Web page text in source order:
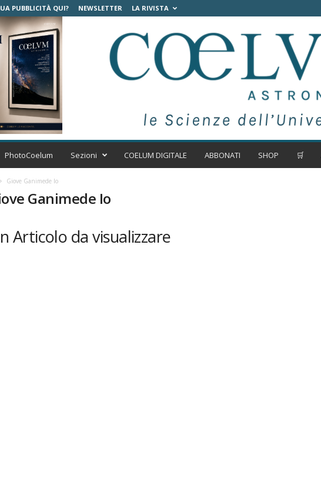
PUBBLICITÀ QUI? NEWSLETTER LA RIVISTA
C
m
t
PhotoCoelum Sezioni COELUM DIGITALE ABBONATI SHOP 🛒
Giove Ganimede Io
Ganimede Io
Articolo da visualizzare